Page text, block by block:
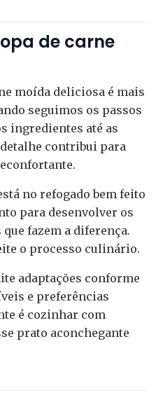
de carne
moída deliciosa é mais
seguimos os passos
ingredientes até as
contribui para
no refogado bem feito
para desenvolver os
fazem a diferença.
o processo culinário.
adaptações conforme
e preferências
é cozinhar com
prato aconchegante